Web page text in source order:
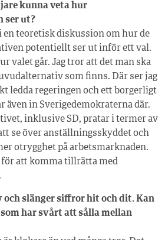
kunna veta hur
ser ut?
en teoretisk diskussion om hur de
potentiellt ser ut inför ett val.
valet går. Jag tror att det man ska
som finns. Där ser jag
ledda regeringen och ett borgerligt
även in Sverigedemokraterna där.
inklusive SD, pratar i termer av
se över anställningsskyddet och
otrygghet på arbetsmarknaden.
för att komma tillrätta med
slänger siffror hit och dit. Kan
har svårt att sålla mellan